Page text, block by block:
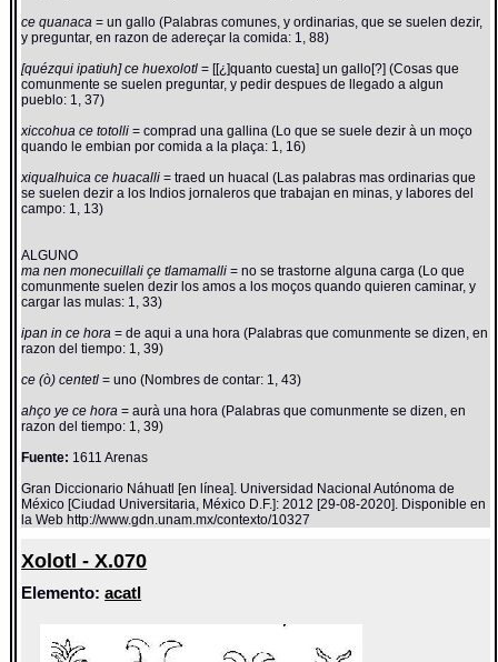
ce quanaca= un gallo (Palabras comunes, y ordinarias, que se suelen dezir,
y preguntar, en razon de adereçar la comida: 1, 88)
[quézqui ipatiuh] ce huexolotl= [[¿]quanto cuesta] un gallo[?] (Cosas que
comunmente se suelen preguntar, y pedir despues de llegado a algun
pueblo: 1, 37)
xiccohua ce totolli= comprad una gallina (Lo que se suele dezir à un moço
quando le embian por comida a la plaça: 1, 16)
xiqualhuica ce huacalli= traed un huacal (Las palabras mas ordinarias que
se suelen dezir a los Indios jornaleros que trabajan en minas, y labores del
campo: 1, 13)
ALGUNO
ma nen monecuillali çe tlamamalli= no se trastorne alguna carga (Lo que
comunmente suelen dezir los amos a los moços quando quieren caminar, y
cargar las mulas: 1, 33)
ipan in ce hora= de aqui a una hora (Palabras que comunmente se dizen, en
razon del tiempo: 1, 39)
ce (ò) centetl= uno (Nombres de contar: 1, 43)
ahço ye ce hora= aurà una hora (Palabras que comunmente se dizen, en
razon del tiempo: 1, 39)
Fuente: 1611 Arenas
Gran Diccionario Náhuatl [en línea]. Universidad Nacional Autónoma de
México [Ciudad Universitaria, México D.F.]: 2012 [29-08-2020]. Disponible en
la Web http://www.gdn.unam.mx/contexto/10327
Xolotl - X.070
Elemento:acatl